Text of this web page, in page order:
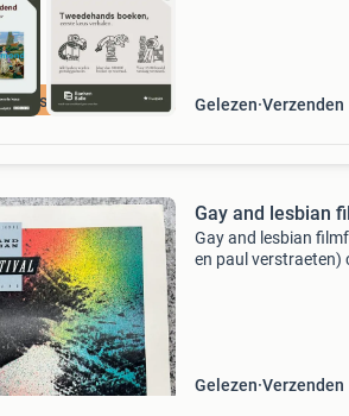
prijs Gelezen Verzenden
Gay and lesbian
Gay and lesbian
en paul verstraeten)
Gelezen Verzenden